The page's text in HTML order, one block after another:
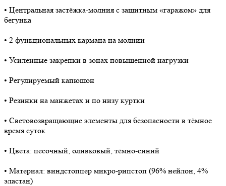
• Центральная застёжка-молния с защитным «гаражом» для
бегунка
• 2 функциональных кармана на молнии
• Усиленные закрепки в зонах повышенной нагрузки
• Регулируемый капюшон
• Резинки на манжетах и по низу куртки
• Световозвращающие элементы для безопасности в тёмное
время суток
• Цвета: песочный, оливковый, тёмно-синий
• Материал: виндстоппер микро-рипстоп (96% нейлон, 4%
эластан)